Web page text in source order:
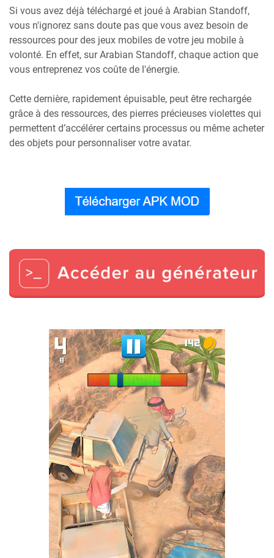
Si vous avez déjà téléchargé et joué à Arabian Standoff,
vous n'ignorez sans doute pas que vous avez besoin de
ressources pour des jeux mobiles de votre jeu mobile à
volonté. En effet, sur Arabian Standoff, chaque action que
vous entreprenez vos coûte de l'énergie.
Cette dernière, rapidement épuisable, peut être rechargée
grâce à des ressources, des pierres précieuses violettes qui
permettent d’accélérer certains processus ou même acheter
des objets pour personnaliser votre avatar.